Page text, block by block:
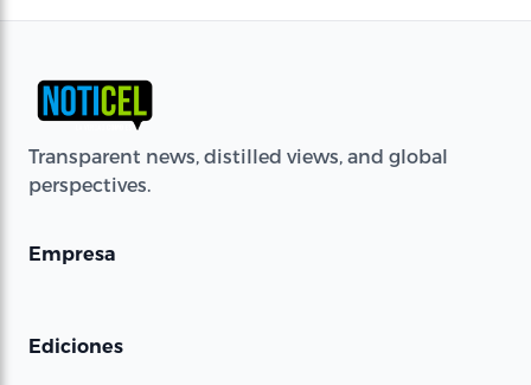
Transparent news, distilled views, and global
perspectives.
Empresa
Ediciones